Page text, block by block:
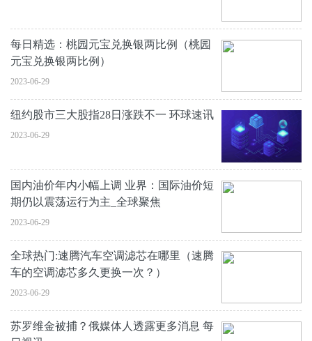
每日精选：桃园元宝兑换银两比例（桃园
元宝兑换银两比例）
2023-06-29
纽约股市三大股指28日涨跌不一 环球速讯
2023-06-29
国内油价年内小幅上调 业界：国际油价短
期仍以震荡运行为主_全球聚焦
2023-06-29
全球热门:速腾汽车空调滤芯在哪里（速腾
车的空调滤芯多久更换一次？）
2023-06-29
苏罗维金被捕？俄媒体人透露更多消息 每